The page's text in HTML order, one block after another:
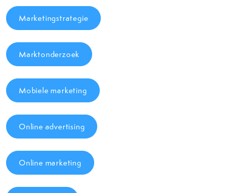
Marketingstrategie
Marktonderzoek
Mobiele marketing
Online advertising
Online marketing